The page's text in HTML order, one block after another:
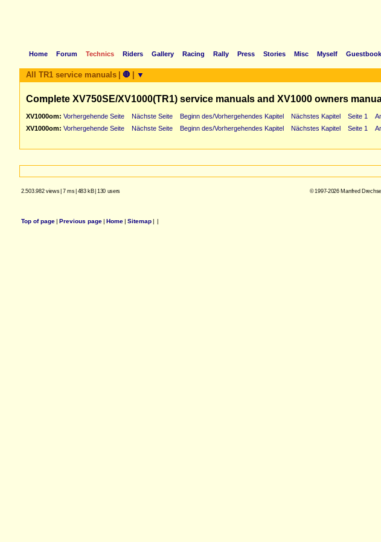
Home Forum Technics Riders Gallery Racing Rally Press Stories Misc Myself Guestbook
All TR1 service manuals 🛑 ▼
Complete XV750SE/XV1000(TR1) service manuals and XV1000 owners
XV1000om: Vorhergehende Seite Nächste Seite Beginn des/Vorhergehendes Kapitel Nächstes Kapitel Seite 1
XV1000om: Vorhergehende Seite Nächste Seite Beginn des/Vorhergehendes Kapitel Nächstes Kapitel Seite 1
2.503.982 views| 7 ms| 483 kB| 130 users © 1997-2026 Manfred
Top of page| Previous page| Home| Sitemap| |